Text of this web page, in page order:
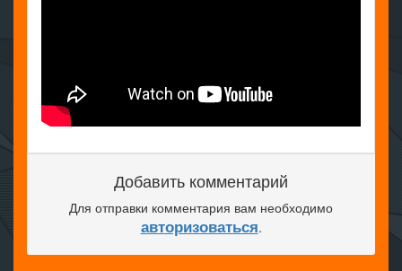
Добавить комментарий
Для отправки комментария вам необходимо
авторизоваться.